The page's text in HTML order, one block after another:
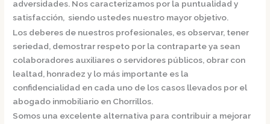
adversidades. Nos caracterizamos por la puntualidad y
satisfacción, siendo ustedes nuestro mayor objetivo.
Los deberes de nuestros profesionales, es observar, tener
seriedad, demostrar respeto por la contraparte ya sean
colaboradores auxiliares o servidores públicos, obrar con
lealtad, honradez y lo más importante es la
confidencialidad en cada uno de los casos llevados por el
abogado inmobiliario en Chorrillos.
Somos una excelente alternativa para contribuir a mejorar